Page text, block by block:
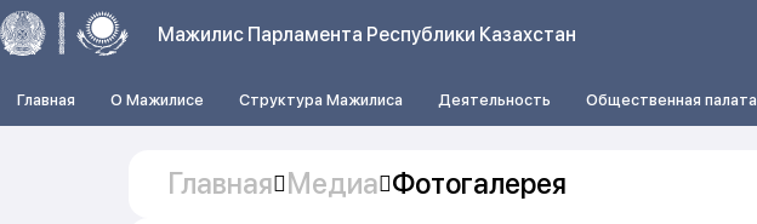
Мажилис Парламента Республики Казахстан
Главная О Мажилисе Структура Мажилиса Деятельность Общественная палата
Главная Медиа Фотогалерея